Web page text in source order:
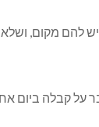
להם מקום,
על קבלה ביום